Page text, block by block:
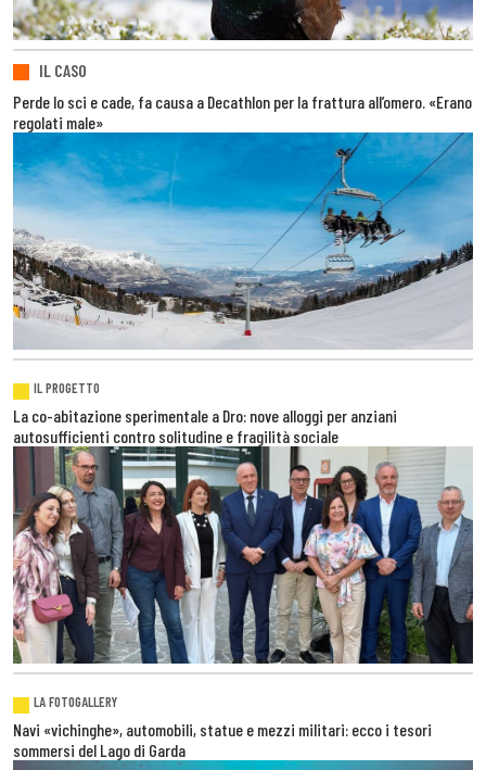
IL CASO
Perde lo sci e cade, fa causa a Decathlon per la frattura all’omero. «Erano
regolati male»
IL PROGETTO
La co-abitazione sperimentale a Dro: nove alloggi per anziani
autosufficienti contro solitudine e fragilità sociale
LA FOTOGALLERY
Navi «vichinghe», automobili, statue e mezzi militari: ecco i tesori
sommersi del Lago di Garda